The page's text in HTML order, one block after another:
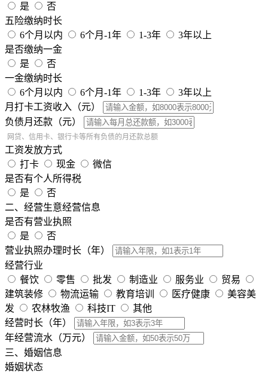
是
否
五险缴纳时长
6个月以内
6个月-1年 1-3年
3年以上
是否缴纳一金
是
否
一金缴纳时长
6个月以内
6个月-1年 1-3年
3年以上
月打卡工资收入（元）
负债月还款（元）
网贷、信用卡、银行卡等所有负债的月还款总额
工资发放方式
打卡
现金
微信
是否有个人所得税
是
否
二、经营生意经营信息
是否有营业执照
是
否
营业执照办理时长（年）
经营行业
餐饮
零售 批发 制造业 服务业
贸易
建筑装修
物流运输 教育培训 医疗健康
美容美
发
农林牧渔 科技IT
其他
经营时长（年）
年经营流水（万元）
三、婚姻信息
婚姻状态